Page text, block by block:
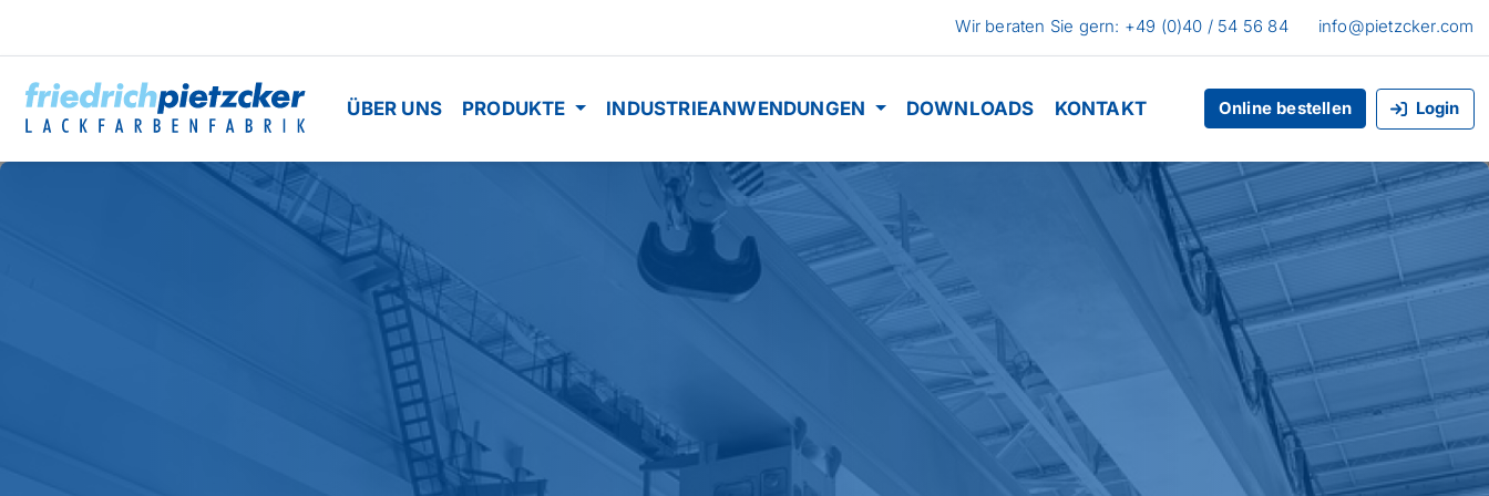
Wir beraten Sie gern: +49 (0)40 / 54 56 84 info@pietzcker.com
ÜBER UNS PRODUKTE INDUSTRIEANWENDUNGEN DOWNLOADS KONTAKT Online bestellen Login